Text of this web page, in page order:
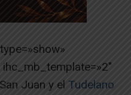
Juan y el Tudelano